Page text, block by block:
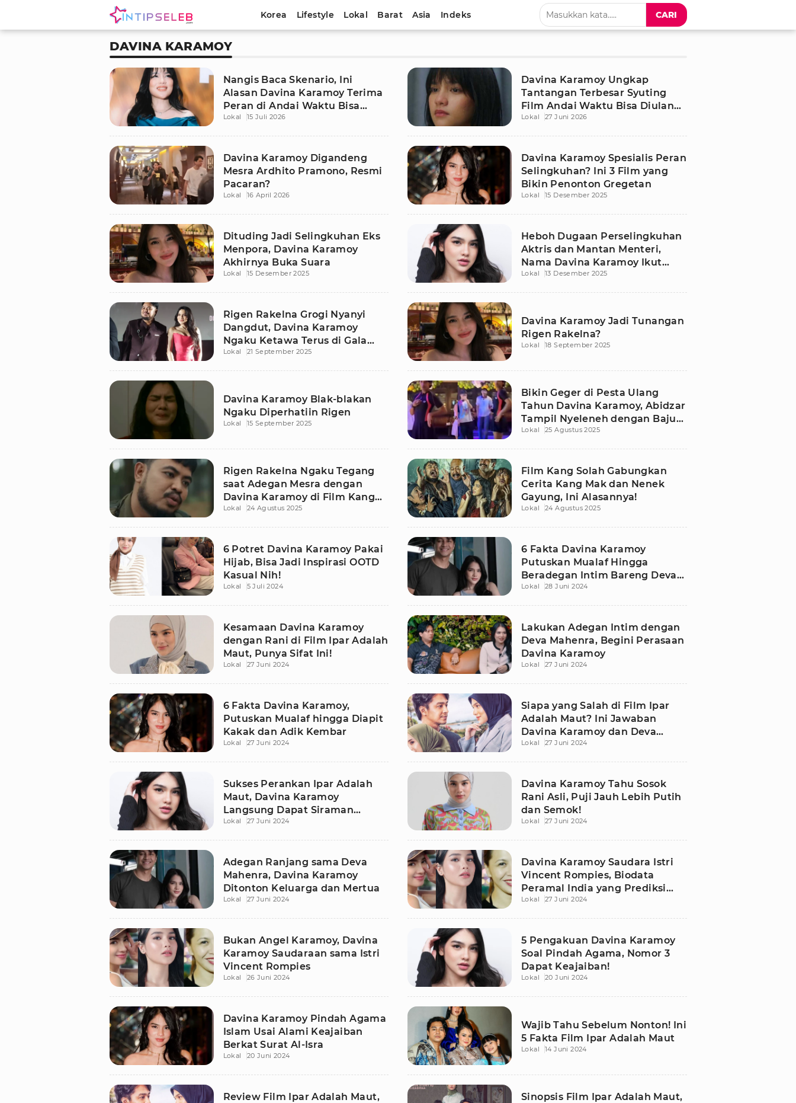
Korea Lifestyle Lokal Barat Asia Indeks CARI
DAVINA KARAMOY
Nangis Baca Skenario, Ini
Alasan Davina Karamoy Terima
Peran di Andai Waktu Bisa
Diulang Kembali
Lokal 15 Juli 2026
Davina Karamoy Ungkap
Tantangan Terbesar Syuting
Film Andai Waktu Bisa Diulang
Kembali
Lokal 27 Juni 2026
Davina Karamoy Digandeng
Mesra Ardhito Pramono, Resmi
Pacaran?
Lokal 16 April 2026
Davina Karamoy Spesialis Peran
Selingkuhan? Ini 3 Film yang
Bikin Penonton Gregetan
Lokal 15 Desember 2025
Dituding Jadi Selingkuhan Eks
Menpora, Davina Karamoy
Akhirnya Buka Suara
Lokal 15 Desember 2025
Heboh Dugaan Perselingkuhan
Aktris dan Mantan Menteri,
Nama Davina Karamoy Ikut
Terseret
Lokal 13 Desember 2025
Rigen Rakelna Grogi Nyanyi
Dangdut, Davina Karamoy
Ngaku Ketawa Terus di Gala
Premiere Kang Solah!
Lokal 21 September 2025
Davina Karamoy Jadi Tunangan
Rigen Rakelna?
Lokal 18 September 2025
Davina Karamoy Blak-blakan
Ngaku Diperhatiin Rigen
Lokal 15 September 2025
Bikin Geger di Pesta Ulang
Tahun Davina Karamoy, Abidzar
Tampil Nyeleneh dengan Baju
Olahraga Wanita
Lokal 25 Agustus 2025
Rigen Rakelna Ngaku Tegang
saat Adegan Mesra dengan
Davina Karamoy di Film Kang
Solah
Lokal 24 Agustus 2025
Film Kang Solah Gabungkan
Cerita Kang Mak dan Nenek
Gayung, Ini Alasannya!
Lokal 24 Agustus 2025
6 Potret Davina Karamoy Pakai
Hijab, Bisa Jadi Inspirasi OOTD
Kasual Nih!
Lokal 5 Juli 2024
6 Fakta Davina Karamoy
Putuskan Mualaf Hingga
Beradegan Intim Bareng Deva
Mahenra
Lokal 28 Juni 2024
Kesamaan Davina Karamoy
dengan Rani di Film Ipar Adalah
Maut, Punya Sifat Ini!
Lokal 27 Juni 2024
Lakukan Adegan Intim dengan
Deva Mahenra, Begini Perasaan
Davina Karamoy
Lokal 27 Juni 2024
6 Fakta Davina Karamoy,
Putuskan Mualaf hingga Diapit
Kakak dan Adik Kembar
Lokal 27 Juni 2024
Siapa yang Salah di Film Ipar
Adalah Maut? Ini Jawaban
Davina Karamoy dan Deva
Mahenra
Lokal 27 Juni 2024
Sukses Perankan Ipar Adalah
Maut, Davina Karamoy
Langsung Dapat Siraman
Rohani
Lokal 27 Juni 2024
Davina Karamoy Tahu Sosok
Rani Asli, Puji Jauh Lebih Putih
dan Semok!
Lokal 27 Juni 2024
Adegan Ranjang sama Deva
Mahenra, Davina Karamoy
Ditonton Keluarga dan Mertua
Lokal 27 Juni 2024
Davina Karamoy Saudara Istri
Vincent Rompies, Biodata
Peramal India yang Prediksi
Kiamat 29 Juni
Lokal 27 Juni 2024
Bukan Angel Karamoy, Davina
Karamoy Saudaraan sama Istri
Vincent Rompies
Lokal 26 Juni 2024
5 Pengakuan Davina Karamoy
Soal Pindah Agama, Nomor 3
Dapat Keajaiban!
Lokal 20 Juni 2024
Davina Karamoy Pindah Agama
Islam Usai Alami Keajaiban
Berkat Surat Al-Isra
Lokal 20 Juni 2024
Wajib Tahu Sebelum Nonton! Ini
5 Fakta Film Ipar Adalah Maut
Lokal 14 Juni 2024
Review Film Ipar Adalah Maut,
Sinopsis Film Ipar Adalah Maut,